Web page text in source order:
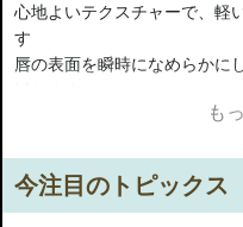
心地よいテクスチャーで、軽
す
唇の表面を瞬時になめらかに
つややかで輝く色で、唇に立
【ご注意ください】
◇こちらの商品は代引きでの
も
今注目のトピックス